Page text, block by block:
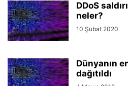
DDoS
neler?
10 Şubat 2020
Dünyanın
dağıtıldı